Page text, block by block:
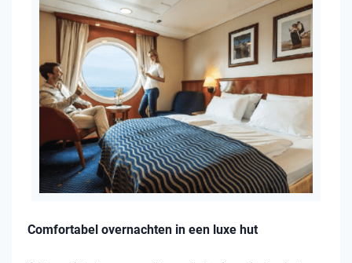
Comfortabel overnachten in een luxe hut